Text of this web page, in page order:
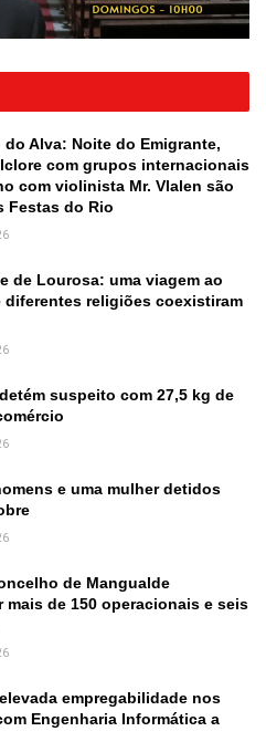
Alva: Noite do Emigrante,
com grupos internacionais
com violinista Mr. Vlalen são
Festas do Rio
de Lourosa: uma viagem ao
diferentes religiões coexistiram
suspeito com 27,5 kg de
e uma mulher detidos
de Mangualde
mais de 150 operacionais e seis
empregabilidade nos
Engenharia Informática a